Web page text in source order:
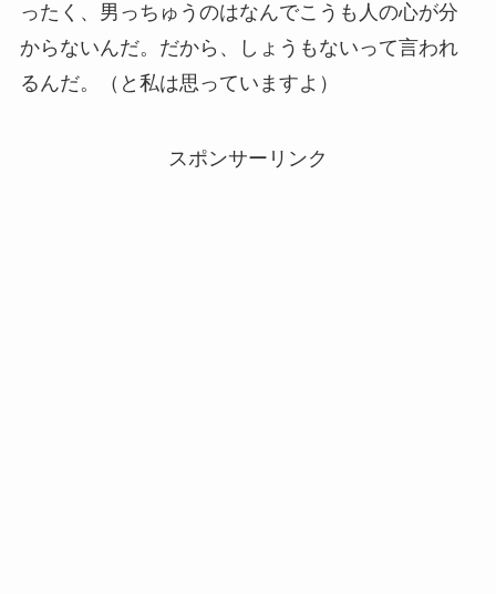
ったく、男っちゅうのはなんでこうも人の心が分
からないんだ。だから、しょうもないって言われ
るんだ。（と私は思っていますよ）
スポンサーリンク